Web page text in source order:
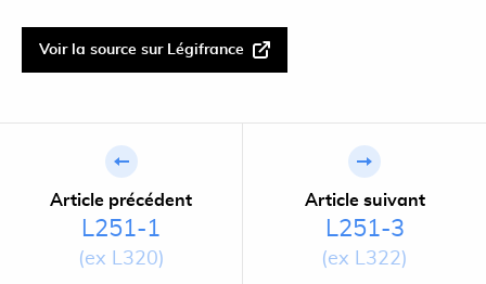
Voir la source sur Légifrance
Article précédent
L251-1
(ex L320)
Article suivant
L251-3
(ex L322)